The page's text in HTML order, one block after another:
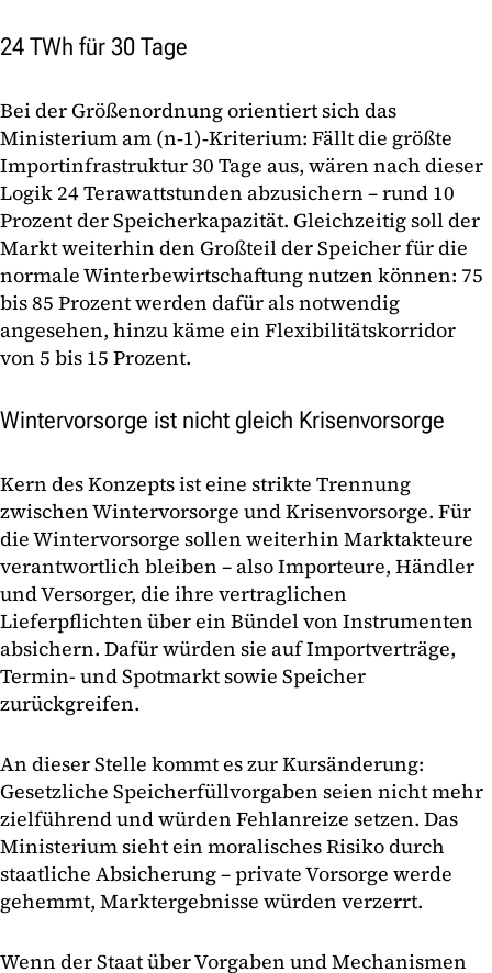
24 TWh für 30 Tage
Bei der Größenordnung orientiert sich das
Ministerium am (n‑1)‑Kriterium: Fällt die größte
Importinfrastruktur 30 Tage aus, wären nach dieser
Logik 24 Terawattstunden abzusichern – rund 10
Prozent der Speicherkapazität. Gleichzeitig soll der
Markt weiterhin den Großteil der Speicher für die
normale Winterbewirtschaftung nutzen können: 75
bis 85 Prozent werden dafür als notwendig
angesehen, hinzu käme ein Flexibilitätskorridor
von 5 bis 15 Prozent.
Wintervorsorge ist nicht gleich Krisenvorsorge
Kern des Konzepts ist eine strikte Trennung
zwischen Wintervorsorge und Krisenvorsorge. Für
die Wintervorsorge sollen weiterhin Marktakteure
verantwortlich bleiben – also Importeure, Händler
und Versorger, die ihre vertraglichen
Lieferpflichten über ein Bündel von Instrumenten
absichern. Dafür würden sie auf Importverträge,
Termin- und Spotmarkt sowie Speicher
zurückgreifen.
An dieser Stelle kommt es zur Kursänderung:
Gesetzliche Speicherfüllvorgaben seien nicht mehr
zielführend und würden Fehlanreize setzen. Das
Ministerium sieht ein moralisches Risiko durch
staatliche Absicherung – private Vorsorge werde
gehemmt, Marktergebnisse würden verzerrt.
Wenn der Staat über Vorgaben und Mechanismen